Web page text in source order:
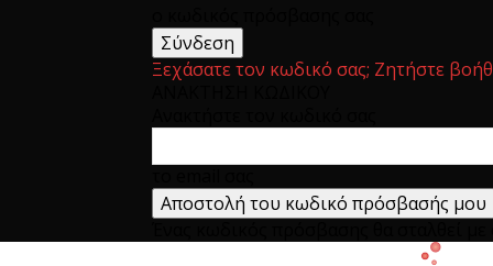
Ξεχάσατε τον κωδικό σας; Ζητήστε